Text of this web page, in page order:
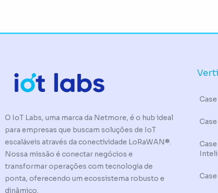
O IoT Labs, uma marca da Netmore, é o hub ideal
para empresas que buscam soluções de IoT
escaláveis através da conectividade LoRaWAN®.
Nossa missão é conectar negócios e
transformar operações com tecnologia de
ponta, oferecendo um ecossistema robusto e
dinâmico.